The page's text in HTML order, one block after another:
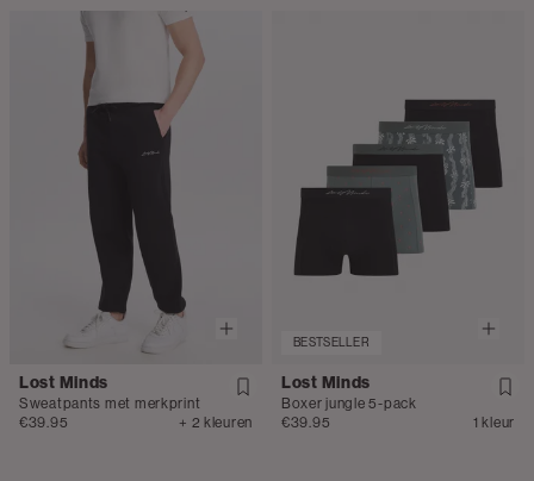
Lost Minds
Sweatpants met merkprint
€39.95
+ 2 kleuren
BESTSELLER
Lost Minds
Boxer jungle 5-pack
€39.95
1 kleur